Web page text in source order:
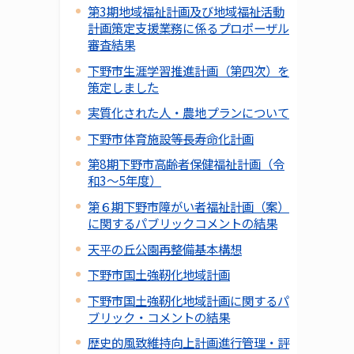
第3期地域福祉計画及び地域福祉活動
計画策定支援業務に係るプロポーザル
審査結果
下野市生涯学習推進計画（第四次）を
策定しました
実質化された人・農地プランについて
下野市体育施設等長寿命化計画
第8期下野市高齢者保健福祉計画（令
和3～5年度）
第６期下野市障がい者福祉計画（案）
に関するパブリックコメントの結果
天平の丘公園再整備基本構想
下野市国土強靭化地域計画
下野市国土強靭化地域計画に関するパ
ブリック・コメントの結果
歴史的風致維持向上計画進行管理・評